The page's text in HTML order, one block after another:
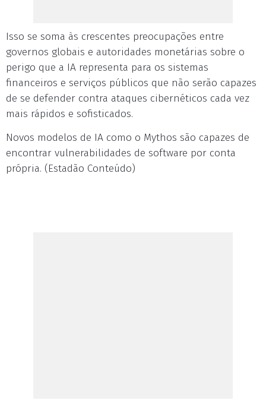
Isso se soma às crescentes preocupações entre
governos globais e autoridades monetárias sobre o
perigo que a IA representa para os sistemas
financeiros e serviços públicos que não serão capazes
de se defender contra ataques cibernéticos cada vez
mais rápidos e sofisticados.
Novos modelos de IA como o Mythos são capazes de
encontrar vulnerabilidades de software por conta
própria. (Estadão Conteúdo)